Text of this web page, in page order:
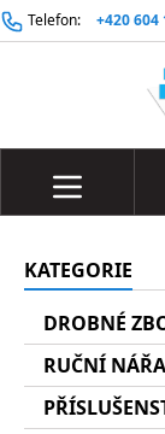
Telefon: +420 604
KATEGORIE
DROBNÉ
RUČNÍ